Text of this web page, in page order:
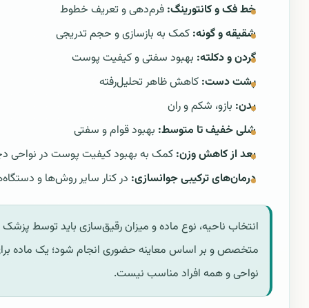
خط فک و کانتورینگ: فرم‌دهی و تعریف خطوط
شقیقه و گونه: کمک به بازسازی و حجم تدریجی
گردن و دکلته: بهبود سفتی و کیفیت پوست
پشت دست: کاهش ظاهر تحلیل‌رفته
بدن: بازو، شکم و ران
شلی خفیف تا متوسط: بهبود قوام و سفتی
بعد از کاهش وزن: کمک به بهبود کیفیت پوست در نواحی
درمان‌های ترکیبی جوانسازی: در کنار سایر روش‌ها و
انتخاب ناحیه، نوع ماده و میزان رقیق‌سازی باید توسط پزشک
متخصص و بر اساس معاینه حضوری انجام شود؛ یک ماده
نواحی و همه افراد مناسب نیست.